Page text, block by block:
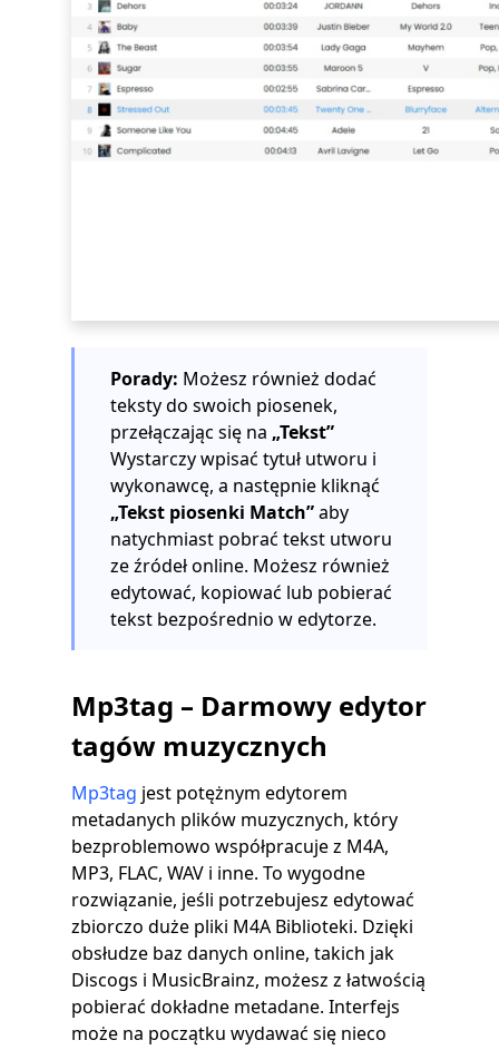
Porady: Możesz również dodać
teksty do swoich piosenek,
przełączając się na „Tekst”
Wystarczy wpisać tytuł utworu i
wykonawcę, a następnie kliknąć
„Tekst piosenki Match”aby
natychmiast pobrać tekst utworu
ze źródeł online. Możesz również
edytować, kopiować lub pobierać
tekst bezpośrednio w edytorze.
Mp3tag – Darmowy edytor
tagów muzycznych
Mp3tag jest potężnym edytorem
metadanych plików muzycznych, który
bezproblemowo współpracuje z M4A,
MP3, FLAC, WAV i inne. To wygodne
rozwiązanie, jeśli potrzebujesz edytować
zbiorczo duże pliki M4A Biblioteki. Dzięki
obsłudze baz danych online, takich jak
Discogs i MusicBrainz, możesz z łatwością
pobierać dokładne metadane. Interfejs
może na początku wydawać się nieco